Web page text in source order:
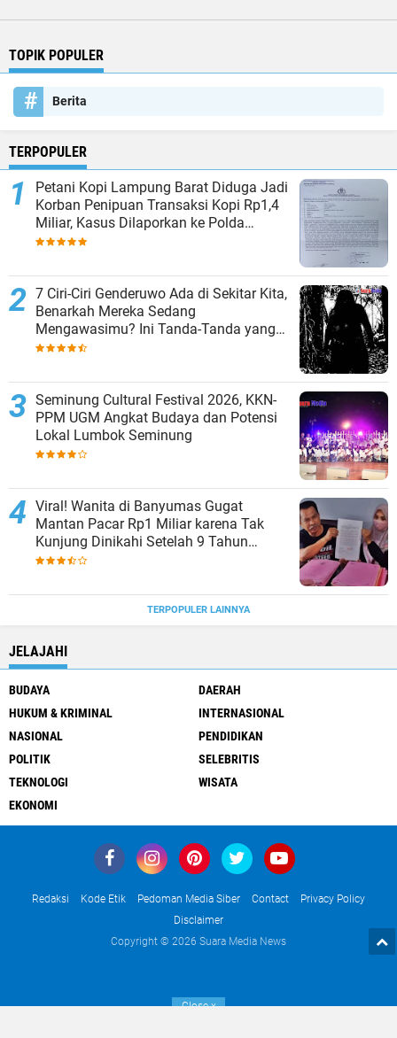
TOPIK POPULER
Berita
TERPOPULER
Petani Kopi Lampung Barat Diduga Jadi
Korban Penipuan Transaksi Kopi Rp1,4
Miliar, Kasus Dilaporkan ke Polda
Lampung
7 Ciri-Ciri Genderuwo Ada di Sekitar Kita,
Benarkah Mereka Sedang
Mengawasimu? Ini Tanda-Tanda yang
Sering Diabaikan
Seminung Cultural Festival 2026, KKN-
PPM UGM Angkat Budaya dan Potensi
Lokal Lumbok Seminung
Viral! Wanita di Banyumas Gugat
Mantan Pacar Rp1 Miliar karena Tak
Kunjung Dinikahi Setelah 9 Tahun
Berpacaran
TERPOPULER LAINNYA
JELAJAHI
BUDAYA
DAERAH
HUKUM & KRIMINAL
INTERNASIONAL
NASIONAL
PENDIDIKAN
POLITIK
SELEBRITIS
TEKNOLOGI
WISATA
EKONOMI
Redaksi Kode Etik Pedoman Media Siber Contact
Privacy Policy
Disclaimer
Copyright © 2026 Suara Media News
Closex